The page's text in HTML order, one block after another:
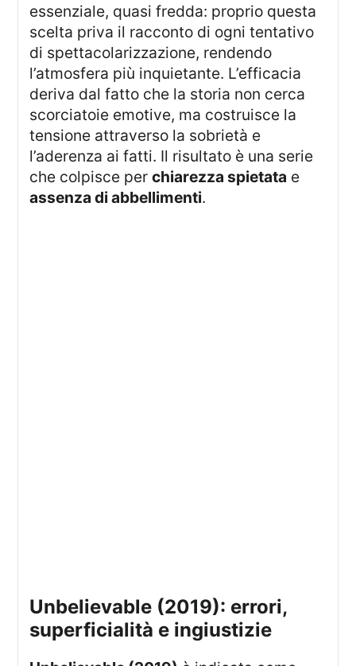
essenziale, quasi fredda: proprio questa
scelta priva il racconto di ogni tentativo
di spettacolarizzazione, rendendo
l’atmosfera più inquietante. L’efficacia
deriva dal fatto che la storia non cerca
scorciatoie emotive, ma costruisce la
tensione attraverso la sobrietà e
l’aderenza ai fatti. Il risultato è una serie
che colpisce perchiarezza spietata e
assenza di abbellimenti.
unbelievable (2019): errori,
superficialità e ingiustizie